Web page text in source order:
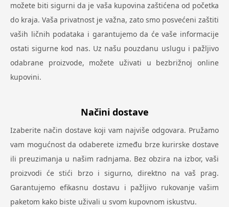
možete biti sigurni da je vaša kupovina zaštićena od početka
do kraja. Vaša privatnost je važna, zato smo posvećeni zaštiti
vaših ličnih podataka i garantujemo da će vaše informacije
ostati sigurne kod nas. Uz našu pouzdanu uslugu i pažljivo
odabrane proizvode, možete uživati u bezbrižnoj online
kupovini.
Načini dostave
Izaberite način dostave koji vam najviše odgovara. Pružamo
vam mogućnost da odaberete između brze kurirske dostave
ili preuzimanja u našim radnjama. Bez obzira na izbor, vaši
proizvodi će stići brzo i sigurno, direktno na vaš prag.
Garantujemo efikasnu dostavu i pažljivo rukovanje vašim
paketom kako biste uživali u svom kupovnom iskustvu.